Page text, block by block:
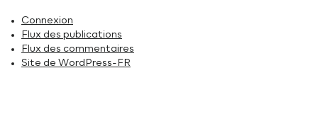
Connexion
Flux des publications
Flux des commentaires
Site de WordPress-FR